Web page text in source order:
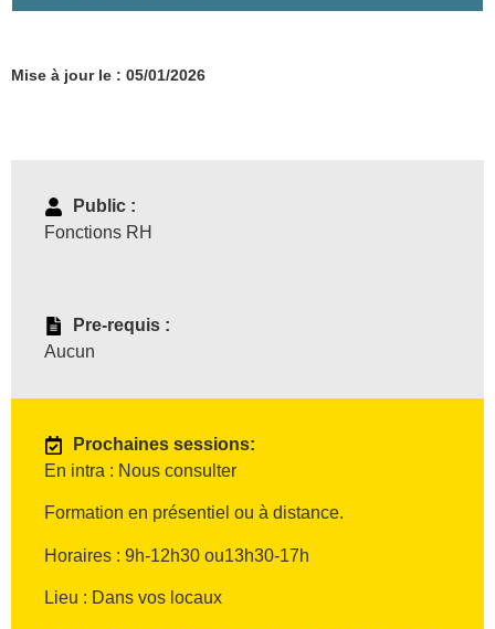
Mise à jour le : 05/01/2026
Public :
Fonctions RH
Pre-requis :
Aucun
Prochaines sessions:
En intra : Nous consulter
Formation en présentiel ou à distance.
Horaires : 9h-12h30 ou13h30-17h
Lieu : Dans vos locaux